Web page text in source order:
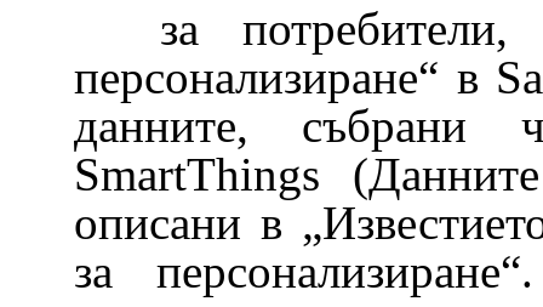
за
персонализиране“ в
данните, събрани
SmartThings
описани в
за